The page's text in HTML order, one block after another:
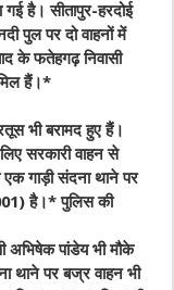
है। सीतापुर-हरदोई
पुल पर दो वाहनों में
के फतेहगढ़ निवासी
हैं।*
भी बरामद हुए हैं।
सरकारी वाहन से
गाड़ी संदना थाने पर
है।* पुलिस की
अभिषेक पांडेय भी मौके
थाने पर बज्र वाहन भी